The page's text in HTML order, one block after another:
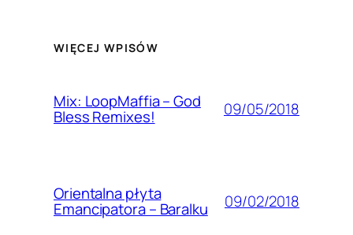
WIĘCEJ WPISÓW
Mix: LoopMaffia – God
Bless Remixes! 09/05/2018
Orientalna płyta
Emancipatora – Baralku 09/02/2018